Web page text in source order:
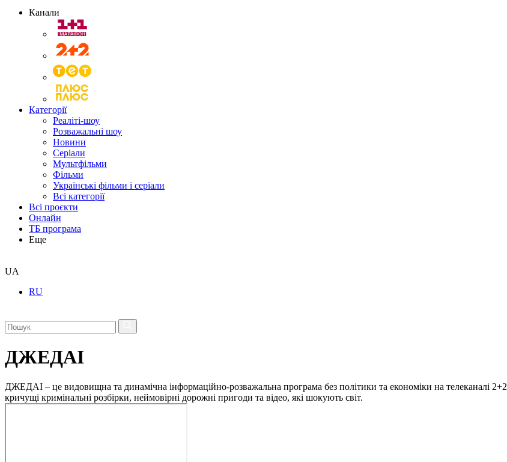
Канали
Категорії
Реаліті-шоу
Розважальні шоу
Новини
Серіали
Мультфільми
Фільми
Українські фільми і серіали
Всі категорії
Всі проєкти
Онлайн
ТБ програма
Еще
UA
RU
ДЖЕДАІ
ДЖЕДАІ – це видовищна та динамічна інформаційно-розважальна програма без політики та економіки на телеканалі
кричущі кримінальні розбірки, неймовірні дорожні пригоди та відео, які шокують світ.